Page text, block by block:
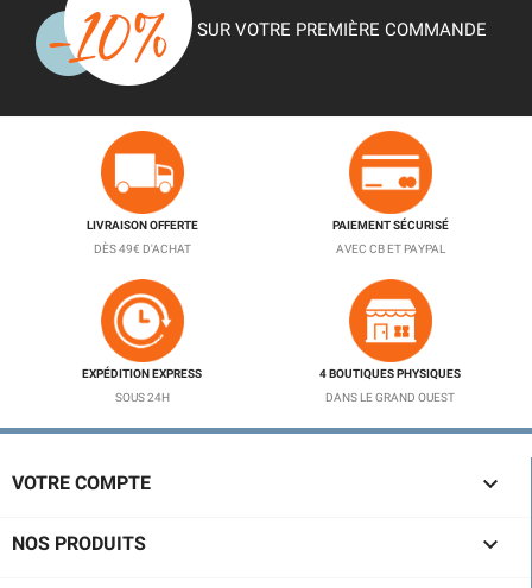
(2 avis)
SUR VOTRE PREMIÈRE COMMANDE
LIVRAISON OFFERTE
DÈS 49€ D'ACHAT
PAIEMENT SÉCURISÉ
AVEC CB ET PAYPAL
EXPÉDITION EXPRESS
SOUS 24H
4 BOUTIQUES PHYSIQUES
DANS LE GRAND OUEST
VOTRE COMPTE 
NOS PRODUITS 